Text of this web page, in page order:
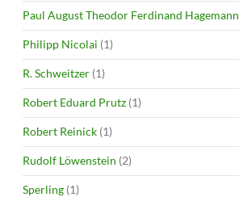
Paul August Theodor Ferdinand Hagemann
Philipp Nicolai (1)
R. Schweitzer (1)
Robert Eduard Prutz (1)
Robert Reinick (1)
Rudolf Löwenstein (2)
Sperling (1)